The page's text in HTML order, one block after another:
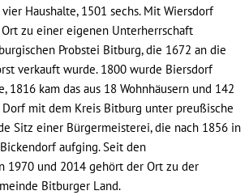
Haushalte, 1501 sechs. Mit Wiersdorf
zu einer eigenen Unterherrschaft
Probstei Bitburg, die 1672 an die
verkauft wurde. 1800 wurde Biersdorf
1816 kam das aus 18 Wohnhäusern und 142
mit dem Kreis Bitburg unter preußische
Sitz einer Bürgermeisterei, die nach 1856 in
aufging. Seit den
1970 und 2014 gehört der Ort zu der
Bitburger Land.